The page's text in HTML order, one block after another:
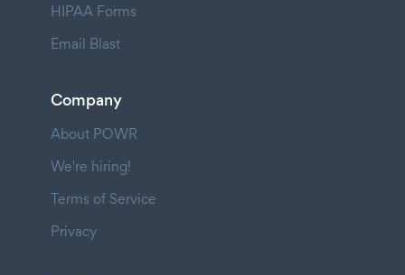
HIPAA Forms
Email Blast
Company
About POWR
We're hiring!
Terms of Service
Privacy